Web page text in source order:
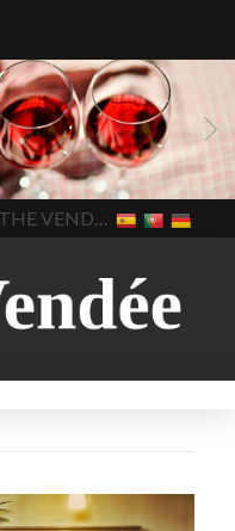
Blog Wonen beaujolais
2022 Beaujolais Nouveau
2022 De wijnmakers laten
de druiventrossen gisten in
een anaërobe donderdag
17 november 2022 is
beaujolais dag hoe lang is
Beaujolais Nouveau
houdbaar hoeveel flessen
verkocht
is Beaujolais
Nouveau een fruitige wijn
kooldioxiderijke omgeving.
Nouveau naar? wat is
wanneer is beaujolais dag
wanneer is beaujolais
In The Vendee